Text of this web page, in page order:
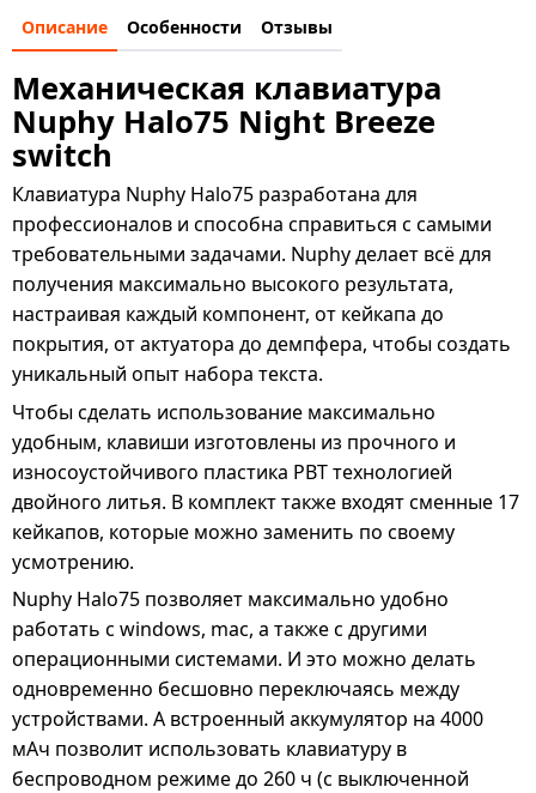
Описание Особенности Отзывы
Механическая клавиатура
Nuphy Halo75 Night Breeze
switch
Клавиатура Nuphy Halo75 разработана для
профессионалов и способна справиться с самыми
требовательными задачами. Nuphy делает всё для
получения максимально высокого результата,
настраивая каждый компонент, от кейкапа до
покрытия, от актуатора до демпфера, чтобы создать
уникальный опыт набора текста.
Чтобы сделать использование максимально
удобным, клавиши изготовлены из прочного и
износоустойчивого пластика PBT технологией
двойного литья. В комплект также входят сменные 17
кейкапов, которые можно заменить по своему
усмотрению.
Nuphy Halo75 позволяет максимально удобно
работать с windows, mac, а также с другими
операционными системами. И это можно делать
одновременно бесшовно переключаясь между
устройствами. А встроенный аккумулятор на 4000
мАч позволит использовать клавиатуру в
беспроводном режиме до 260 ч (с выключенной